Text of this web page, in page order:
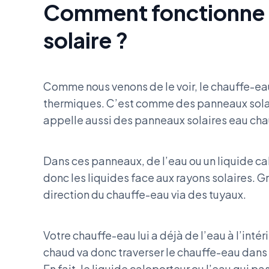
Comment
solaire ?
Comme nous venons de le voir, le chauffe-
thermiques. C’est comme des panneaux
appelle aussi des panneaux solaires eau
Dans ces panneaux, de l’eau ou un liquide
donc les liquides face aux rayons solaires.
direction du chauffe-eau via des tuyaux.
Votre chauffe-eau lui a déjà de l’eau à
chaud va donc traverser le chauffe-eau